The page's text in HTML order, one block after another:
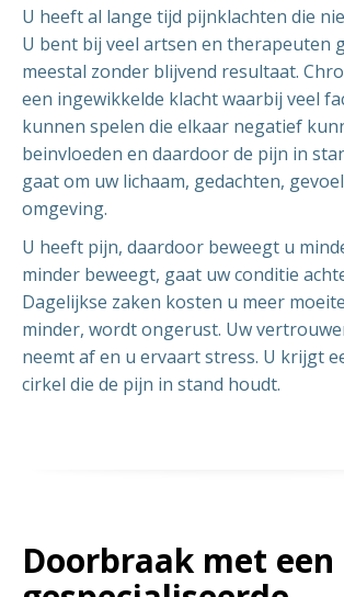
U heeft al lange tijd pijnklachten die
U bent bij veel artsen en therapeuten
meestal zonder blijvend resultaat.
een ingewikkelde klacht waarbij veel
kunnen spelen die elkaar negatief
beinvloeden en daardoor de pijn in
gaat om uw lichaam, gedachten,
omgeving.
U heeft pijn, daardoor beweegt u
minder beweegt, gaat uw conditie
Dagelijkse zaken kosten u meer
minder, wordt ongerust. Uw
neemt af en u ervaart stress. U krijgt
cirkel die de pijn in stand houdt.
Doorbraak met een